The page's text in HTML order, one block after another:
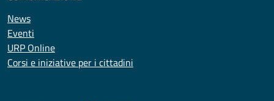
News
Eventi
URP Online
Corsi e iniziative per i cittadini